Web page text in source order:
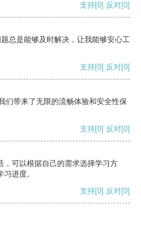
支持[0] 反对[0]
总是能够及时解决，让我能够安心工
支持[0] 反对[0]
们带来了无限的流畅体验和安全性保
支持[0] 反对[0]
，可以根据自己的需求选择学习方
进度。
支持[0] 反对[0]